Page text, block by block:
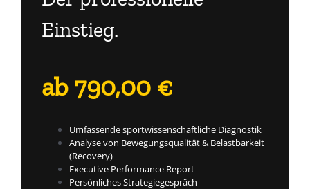
Einstieg.
ab 790,00 €
Umfassende sportwissenschaftliche Diagnostik
Analyse von Bewegungsqualität & Belastbarkeit
(Recovery)
Executive Performance Report
Persönliches Strategiegespräch